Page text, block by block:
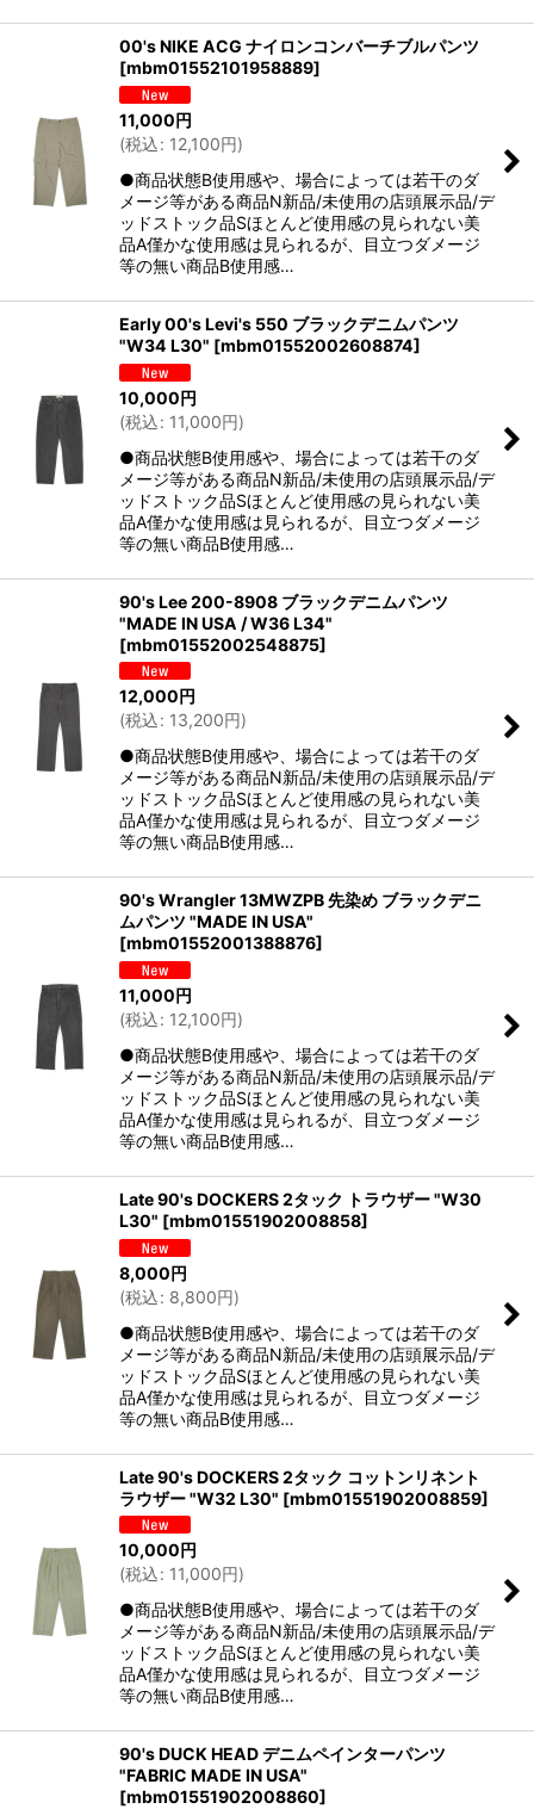
00's NIKE ACG ナイロンコンバーチブルパンツ
[mbm01552101958889]
11,000円
(税込: 12,100円)
●商品状態B使用感や、場合によっては若干のダ
メージ等がある商品N新品/未使用の店頭展示品/デ
ッドストック品Sほとんど使用感の見られない美
品A僅かな使用感は見られるが、目立つダメージ
等の無い商品B使用感…
Early 00's Levi's 550 ブラックデニムパンツ
"W34 L30" [mbm01552002608874]
10,000円
(税込: 11,000円)
●商品状態B使用感や、場合によっては若干のダ
メージ等がある商品N新品/未使用の店頭展示品/デ
ッドストック品Sほとんど使用感の見られない美
品A僅かな使用感は見られるが、目立つダメージ
等の無い商品B使用感…
90's Lee 200-8908 ブラックデニムパンツ
"MADE IN USA / W36 L34"
[mbm01552002548875]
12,000円
(税込: 13,200円)
●商品状態B使用感や、場合によっては若干のダ
メージ等がある商品N新品/未使用の店頭展示品/デ
ッドストック品Sほとんど使用感の見られない美
品A僅かな使用感は見られるが、目立つダメージ
等の無い商品B使用感…
90's Wrangler 13MWZPB 先染め ブラックデニ
ムパンツ "MADE IN USA"
[mbm01552001388876]
11,000円
(税込: 12,100円)
●商品状態B使用感や、場合によっては若干のダ
メージ等がある商品N新品/未使用の店頭展示品/デ
ッドストック品Sほとんど使用感の見られない美
品A僅かな使用感は見られるが、目立つダメージ
等の無い商品B使用感…
Late 90's DOCKERS 2タック トラウザー "W30
L30" [mbm01551902008858]
8,000円
(税込: 8,800円)
●商品状態B使用感や、場合によっては若干のダ
メージ等がある商品N新品/未使用の店頭展示品/デ
ッドストック品Sほとんど使用感の見られない美
品A僅かな使用感は見られるが、目立つダメージ
等の無い商品B使用感…
Late 90's DOCKERS 2タック コットンリネント
ラウザー "W32 L30" [mbm01551902008859]
10,000円
(税込: 11,000円)
●商品状態B使用感や、場合によっては若干のダ
メージ等がある商品N新品/未使用の店頭展示品/デ
ッドストック品Sほとんど使用感の見られない美
品A僅かな使用感は見られるが、目立つダメージ
等の無い商品B使用感…
90's DUCK HEAD デニムペインターパンツ
"FABRIC MADE IN USA"
[mbm01551902008860]